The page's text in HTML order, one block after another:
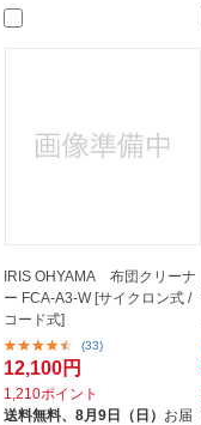
IRIS OHYAMA 布団クリーナ
ー FCA-A3-W [サイクロン式 /
コード式]
(33)
12,100円
1,210ポイント
送料無料、 8月9日（日） お届